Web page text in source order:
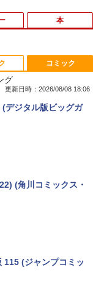
】【Windows X
おまかせ ノートパ
メモリ:4GB/SSD:
中古ノートパソ
コン
ーポン★／【内蔵
トパソコン 中古
15.6インチ
ト 【玄関先迄納
スプレイ VGA
インチ 液晶モ
表面処理:
★【中古動作
本
ニング KC） [
オフホワイト
ブラック
5 ミッドナイトブ
Milli, ATL Jacob
Milli, ATL Jacob
ver.)
ルレス 500ml ×24本
ム含有 水 ミネラル
・ろ・は・す 2L P
レス 2L×9本
コミック
グ
更新日時：2026/08/08 18:06
デジタル版ビッグガ
(角川コミックス・
115 (ジャンプコミッ